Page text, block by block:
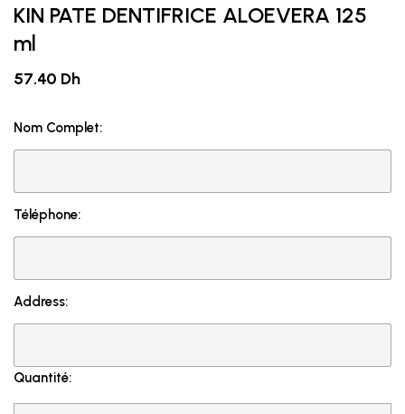
KIN PATE DENTIFRICE ALOEVERA 125
ml
57.40 Dh
Nom Complet:
Téléphone:
Address:
Quantité: